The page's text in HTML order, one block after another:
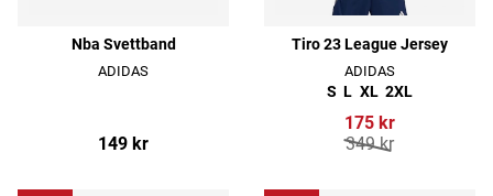
Nba Svettband
ADIDAS
149 kr
Tiro 23 League Jersey
ADIDAS
S L XL 2XL
175 kr
349 kr